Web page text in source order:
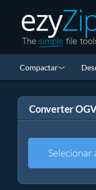
Compactar
Converter